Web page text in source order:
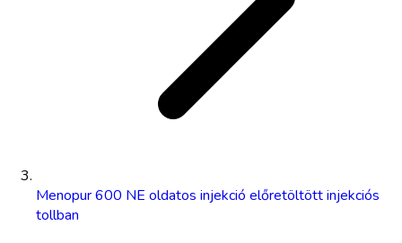
Menopur 600 NE oldatos injekció előretöltött injekciós
tollban